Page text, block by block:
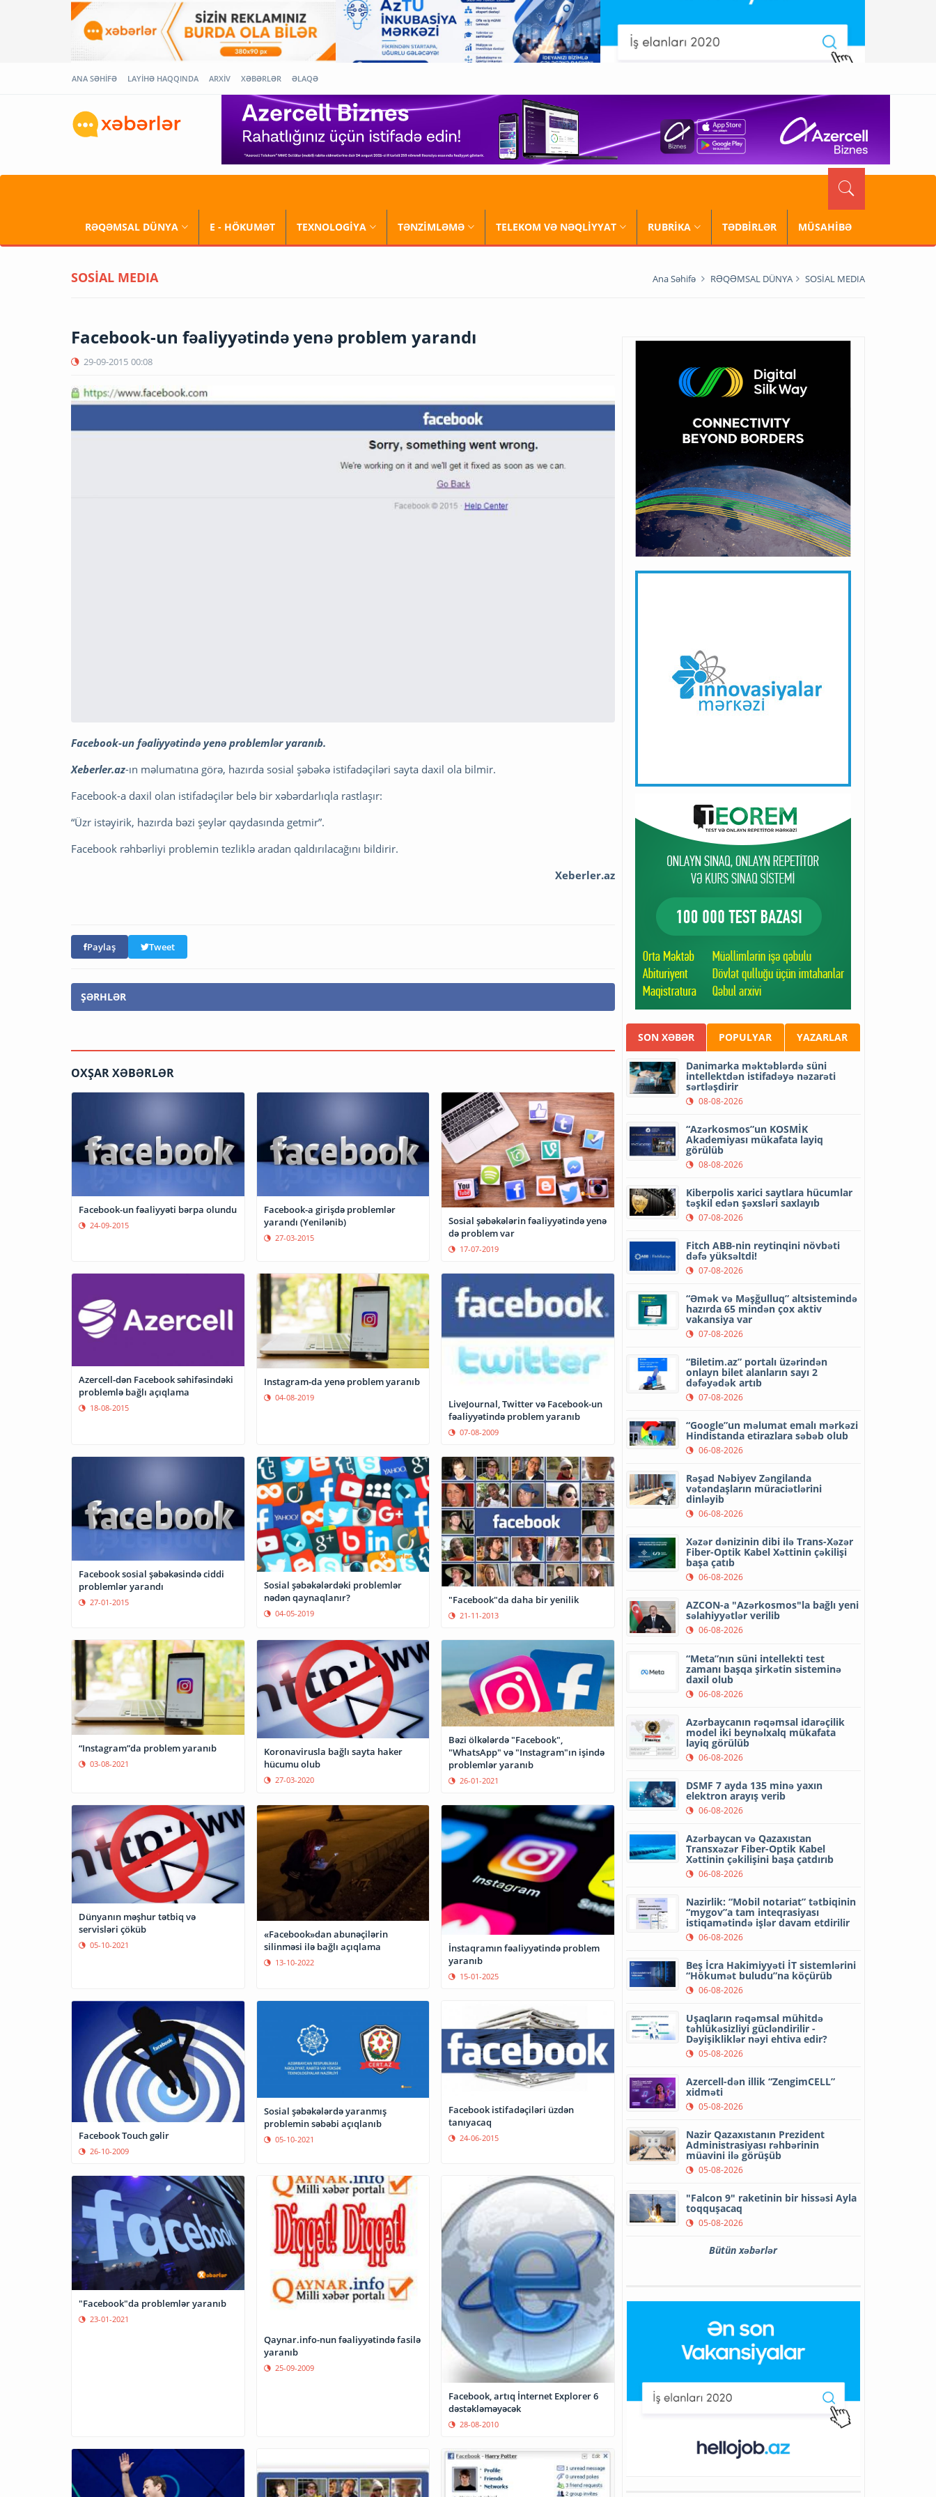
ANA SƏHİFƏ LAYİHƏ HAQQINDA ARXİV XƏBƏRLƏR ƏLAQƏ
RƏQƏMSAL DÜNYA E - HÖKUMƏT TEXNOLOGİYA TƏNZİMLƏMƏ TELEKOM VƏ NƏQLİYYAT RUBRİKA TƏDBİRLƏR MÜSAHİBƏ
SOSİAL MEDIA Ana Səhifə RƏQƏMSAL DÜNYA SOSİAL MEDIA
Facebook-un fəaliyyətində yenə problem yarandı
29-09-2015 00:08
Facebook-un fəaliyyətində yenə problemlər yaranıb.
Xeberler.az-ın məlumatına görə, hazırda sosial şəbəkə istifadəçiləri sayta daxil ola bilmir.
Facebook-a daxil olan istifadəçilər belə bir xəbərdarlıqla rastlaşır:
“Üzr istəyirik, hazırda bəzi şeylər qaydasında getmir”.
Facebook rəhbərliyi problemin tezliklə aradan qaldırılacağını bildirir.
Xeberler.az
Paylaş Tweet
ŞƏRHLƏR
OXŞAR XƏBƏRLƏR
Facebook-un fəaliyyəti bərpa olundu
24-09-2015
Facebook-a girişdə problemlər
yarandı (Yenilənib)
27-03-2015
Sosial şəbəkələrin fəaliyyətində yenə
də problem var
17-07-2019
Azercell-dən Facebook səhifəsindəki
problemlə bağlı açıqlama
18-08-2015
Instagram-da yenə problem yaranıb
04-08-2019
LiveJournal, Twitter və Facebook-un
fəaliyyətində problem yaranıb
07-08-2009
Facebook sosial şəbəkəsində ciddi
problemlər yarandı
27-01-2015
Sosial şəbəkələrdəki problemlər
nədən qaynaqlanır?
04-05-2019
"Facebook"da daha bir yenilik
21-11-2013
“Instagram”da problem yaranıb
03-08-2021
Koronavirusla bağlı sayta haker
hücumu olub
27-03-2020
Bəzi ölkələrdə "Facebook",
"WhatsApp" və "Instagram"ın işində
problemlər yaranıb
26-01-2021
Dünyanın məşhur tətbiq və
servisləri çöküb
05-10-2021
«Facebook»dan abunəçilərin
silinməsi ilə bağlı açıqlama
13-10-2022
İnstaqramın fəaliyyətində problem
yaranıb
15-01-2025
Facebook Touch gəlir
26-10-2009
Sosial şəbəkələrdə yaranmış
problemin səbəbi açıqlanıb
05-10-2021
Facebook istifadəçiləri üzdən
tanıyacaq
24-06-2015
"Facebook"da problemlər yaranıb
23-01-2021
Qaynar.info-nun fəaliyyətində fasilə
yaranıb
25-09-2009
Facebook, artıq İnternet Explorer 6
dəstəkləməyəcək
28-08-2010
SON XƏBƏR POPULYAR YAZARLAR
Danimarka məktəblərdə süni
intellektdən istifadəyə nəzarəti
sərtləşdirir
08-08-2026
“Azərkosmos”un KOSMİK
Akademiyası mükafata layiq
görülüb
08-08-2026
Kiberpolis xarici saytlara hücumlar
təşkil edən şəxsləri saxlayıb
07-08-2026
Fitch ABB-nin reytinqini növbəti
dəfə yüksəltdi!
07-08-2026
“Əmək və Məşğulluq” altsistemində
hazırda 65 mindən çox aktiv
vakansiya var
07-08-2026
“Biletim.az” portalı üzərindən
onlayn bilet alanların sayı 2
dəfəyədək artıb
07-08-2026
“Google”un məlumat emalı mərkəzi
Hindistanda etirazlara səbəb olub
06-08-2026
Rəşad Nəbiyev Zəngilanda
vətəndaşların müraciətlərini
dinləyib
06-08-2026
Xəzər dənizinin dibi ilə Trans-Xəzər
Fiber-Optik Kabel Xəttinin çəkilişi
başa çatıb
06-08-2026
AZCON-a "Azərkosmos"la bağlı yeni
səlahiyyətlər verilib
06-08-2026
“Meta”nın süni intellekti test
zamanı başqa şirkətin sisteminə
daxil olub
06-08-2026
Azərbaycanın rəqəmsal idarəçilik
model iki beynəlxalq mükafata
layiq görülüb
06-08-2026
DSMF 7 ayda 135 minə yaxın
elektron arayış verib
06-08-2026
Azərbaycan və Qazaxıstan
Transxəzər Fiber-Optik Kabel
Xəttinin çəkilişini başa çatdırıb
06-08-2026
Nazirlik: “Mobil notariat” tətbiqinin
“mygov”a tam inteqrasiyası
istiqamətində işlər davam etdirilir
06-08-2026
Beş İcra Hakimiyyəti İT sistemlərini
“Hökumət buludu”na köçürüb
06-08-2026
Uşaqların rəqəmsal mühitdə
təhlükəsizliyi gücləndirilir -
Dəyişikliklər nəyi ehtiva edir?
05-08-2026
Azercell-dən illik “ZengimCELL”
xidməti
05-08-2026
Nazir Qazaxıstanın Prezident
Administrasiyası rəhbərinin
müavini ilə görüşüb
05-08-2026
"Falcon 9" raketinin bir hissəsi Ayla
toqquşacaq
05-08-2026
Bütün xəbərlər